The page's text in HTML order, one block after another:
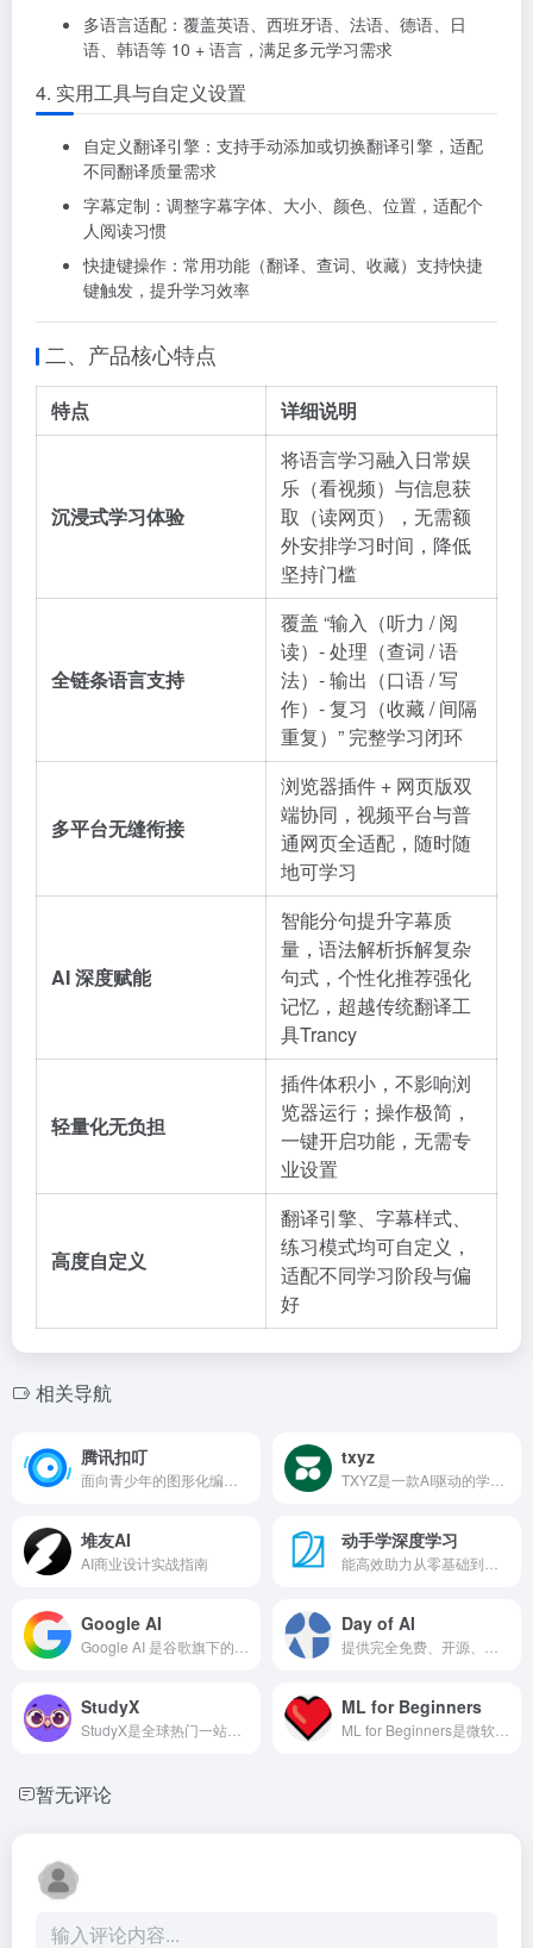
多语言适配：覆盖英语、西班牙语、法语、德语、日
语、韩语等 10 + 语言，满足多元学习需求
4. 实用工具与自定义设置
自定义翻译引擎：支持手动添加或切换翻译引擎，适配
不同翻译质量需求
字幕定制：调整字幕字体、大小、颜色、位置，适配个
人阅读习惯
快捷键操作：常用功能（翻译、查词、收藏）支持快捷
键触发，提升学习效率
二、产品核心特点
特点 详细说明
沉浸式学习体验
将语言学习融入日常娱
乐（看视频）与信息获
取（读网页），无需额
外安排学习时间，降低
坚持门槛
全链条语言支持
覆盖 “输入（听力 / 阅
读）- 处理（查词 / 语
法）- 输出（口语 / 写
作）- 复习（收藏 / 间隔
重复）” 完整学习闭环
多平台无缝衔接
浏览器插件 + 网页版双
端协同，视频平台与普
通网页全适配，随时随
地可学习
AI 深度赋能
智能分句提升字幕质
量，语法解析拆解复杂
句式，个性化推荐强化
记忆，超越传统翻译工
具Trancy
轻量化无负担
插件体积小，不影响浏
览器运行；操作极简，
一键开启功能，无需专
业设置
高度自定义
翻译引擎、字幕样式、
练习模式均可自定义，
适配不同学习阶段与偏
好
相关导航
腾讯扣叮 txyz
堆友AI
AI商业设计实战指南
动手学深度学习
Google AI Day of AI
StudyX ML for Beginners
暂无评论